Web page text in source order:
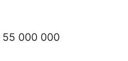
55 000 000